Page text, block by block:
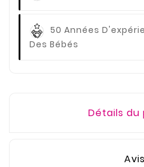
50 Années
Des Bébés
Détails du
Avis